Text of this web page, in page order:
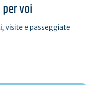
voi
visite e passeggiate